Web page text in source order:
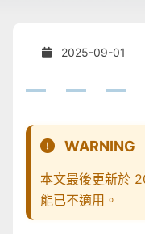
2025-09-01
WARNING
本文最後更新於
能已不適用。